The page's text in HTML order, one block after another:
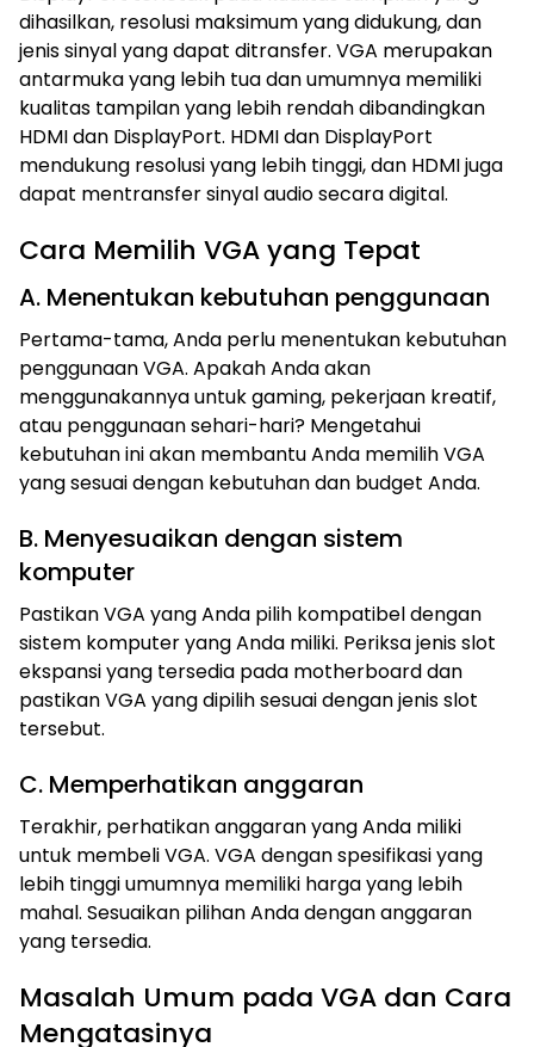
dihasilkan, resolusi maksimum yang didukung, dan
jenis sinyal yang dapat ditransfer. VGA merupakan
antarmuka yang lebih tua dan umumnya memiliki
kualitas tampilan yang lebih rendah dibandingkan
HDMI dan DisplayPort. HDMI dan DisplayPort
mendukung resolusi yang lebih tinggi, dan HDMI juga
dapat mentransfer sinyal audio secara digital.
Cara Memilih VGA yang Tepat
A. Menentukan kebutuhan penggunaan
Pertama-tama, Anda perlu menentukan kebutuhan
penggunaan VGA. Apakah Anda akan
menggunakannya untuk gaming, pekerjaan kreatif,
atau penggunaan sehari-hari? Mengetahui
kebutuhan ini akan membantu Anda memilih VGA
yang sesuai dengan kebutuhan dan budget Anda.
B. Menyesuaikan dengan sistem
komputer
Pastikan VGA yang Anda pilih kompatibel dengan
sistem komputer yang Anda miliki. Periksa jenis slot
ekspansi yang tersedia pada motherboard dan
pastikan VGA yang dipilih sesuai dengan jenis slot
tersebut.
C. Memperhatikan anggaran
Terakhir, perhatikan anggaran yang Anda miliki
untuk membeli VGA. VGA dengan spesifikasi yang
lebih tinggi umumnya memiliki harga yang lebih
mahal. Sesuaikan pilihan Anda dengan anggaran
yang tersedia.
Masalah Umum pada VGA dan Cara
Mengatasinya